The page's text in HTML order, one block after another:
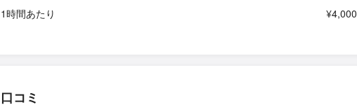
1時間あたり ¥4,000
口コミ